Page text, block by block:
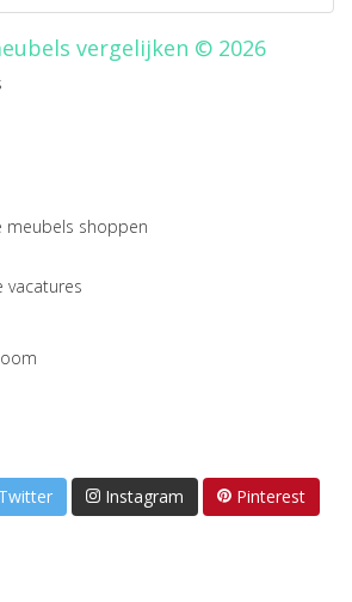
vergelijken © 2026
meubels shoppen
vacatures
Twitter Instagram
Pinterest